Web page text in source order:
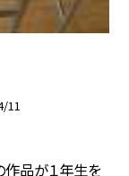
11
作品が１年生を